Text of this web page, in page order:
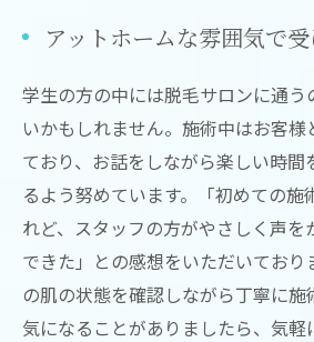
アットホームな雰囲気で
学生の方の中には脱毛サロンに通う
いかもしれません。施術中はお客様
ており、お話をしながら楽しい時間
るよう努めています。「初めての施
れど、スタッフの方がやさしく声
できた」との感想をいただいており
の肌の状態を確認しながら丁寧に施
気になることがありましたら、気軽